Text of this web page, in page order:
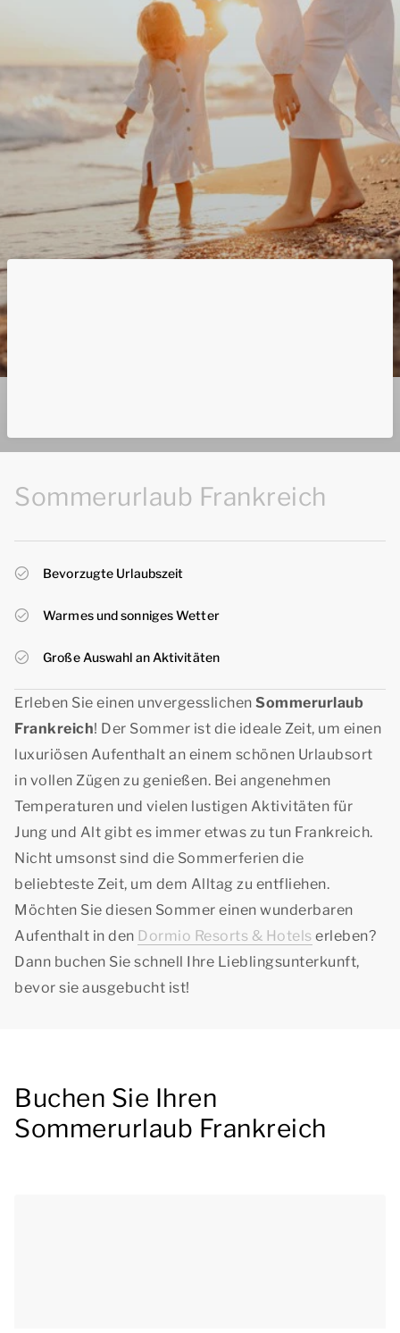
Sommerurlaub Frankreich
Bevorzugte Urlaubszeit
Warmes und sonniges Wetter
Große Auswahl an Aktivitäten
Erleben Sie einen unvergesslichen Sommerurlaub
Frankreich! Der Sommer ist die ideale Zeit, um einen
luxuriösen Aufenthalt an einem schönen Urlaubsort
in vollen Zügen zu genießen. Bei angenehmen
Temperaturen und vielen lustigen Aktivitäten für
Jung und Alt gibt es immer etwas zu tun Frankreich.
Nicht umsonst sind die Sommerferien die
beliebteste Zeit, um dem Alltag zu entfliehen.
Möchten Sie diesen Sommer einen wunderbaren
Aufenthalt in den Dormio Resorts & Hotels erleben?
Dann buchen Sie schnell Ihre Lieblingsunterkunft,
bevor sie ausgebucht ist!
Buchen Sie Ihren
Sommerurlaub Frankreich